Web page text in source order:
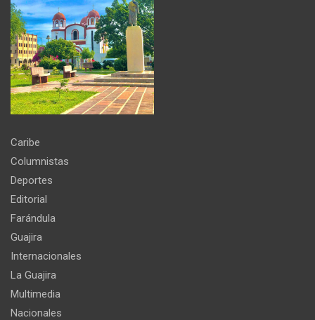
Caribe
Columnistas
Deportes
Editorial
Farándula
Guajira
Internacionales
La Guajira
Multimedia
Nacionales